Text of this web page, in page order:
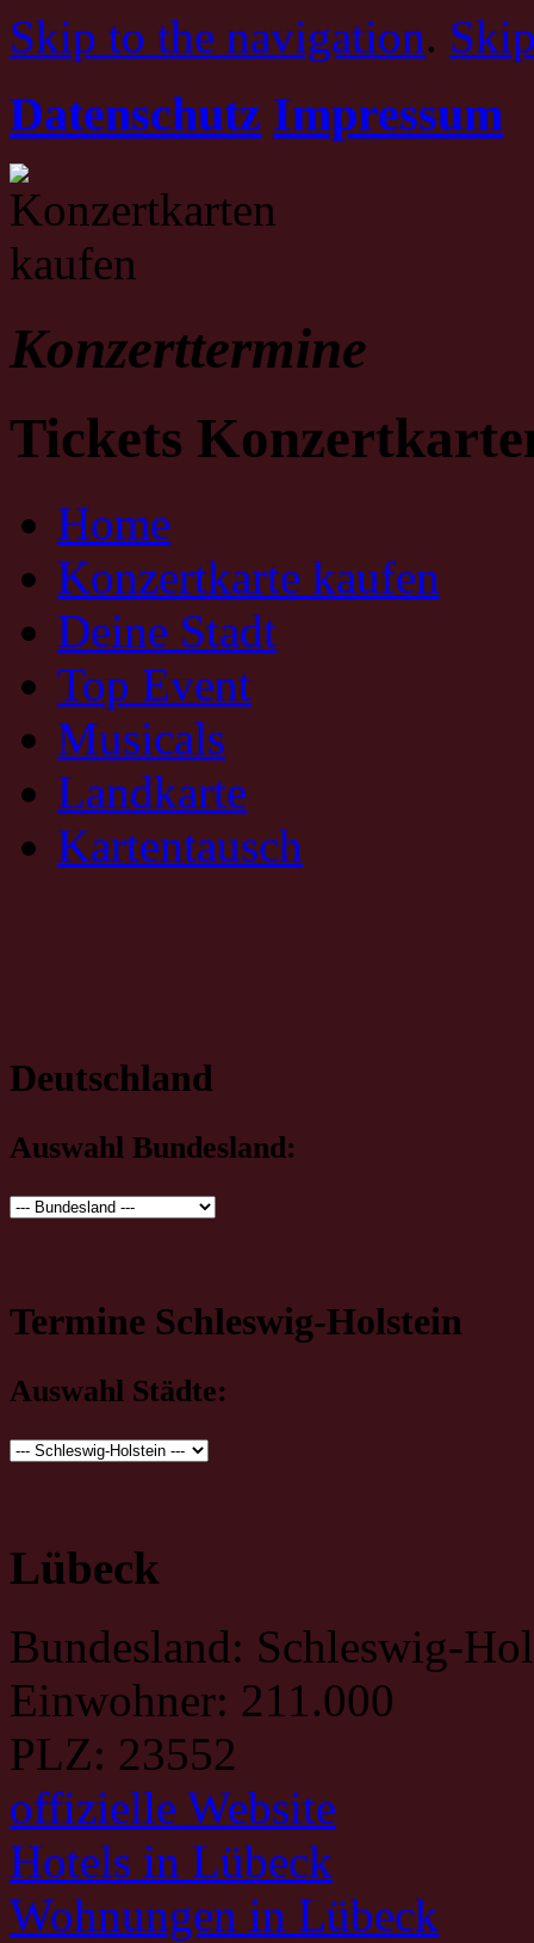
Skip to the navigation.
Datenschutz Impressum
Konzerttermine
Tickets
Home
Konzertkarte kaufen
Deine Stadt
Top Event
Musicals
Landkarte
Kartentausch
Deutschland
Auswahl Bundesland:
Termine Schleswig-Holstein
Auswahl Städte:
Lübeck
Bundesland: Schleswig-
Einwohner: 211.000
PLZ: 23552
offizielle Website
Hotels in Lübeck
Wohnungen in Lübeck